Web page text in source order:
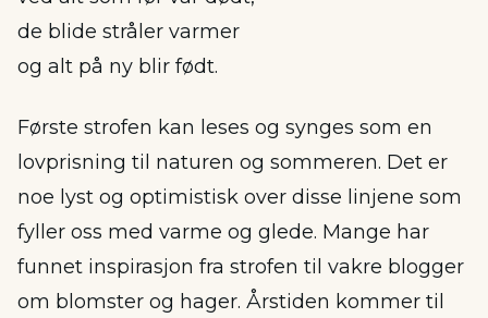
de blide stråler varmer
og alt på ny blir født.
Første strofen kan leses og synges som en
lovprisning til naturen og sommeren. Det er
noe lyst og optimistisk over disse linjene som
fyller oss med varme og glede. Mange har
funnet inspirasjon fra strofen til vakre blogger
om blomster og hager. Årstiden kommer til